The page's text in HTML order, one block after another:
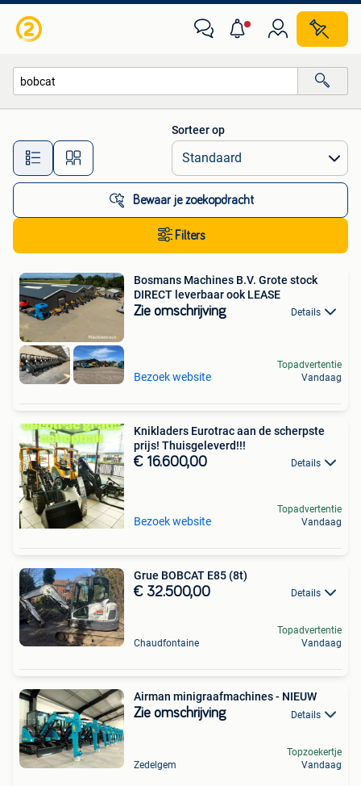
Alle afstanden…
Sorteer op
Bewaar je zoekopdracht
Filters
Bosmans Machines B.V. Grote stock
DIRECT leverbaar ook LEASE
Zie omschrijving Details
Bezoek website
Topadvertentie
Vandaag
Knikladers Eurotrac aan de scherpste
prijs! Thuisgeleverd!!!
€ 16.600,00 Details
Bezoek website
Topadvertentie
Vandaag
Grue BOBCAT E85 (8t)
€ 32.500,00 Details
Chaudfontaine
Topadvertentie
Vandaag
Airman minigraafmachines - NIEUW
Zie omschrijving Details
Zedelgem
Topzoekertje
Vandaag